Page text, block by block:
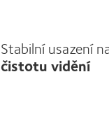
Stabilní usazení
čistotu vidění